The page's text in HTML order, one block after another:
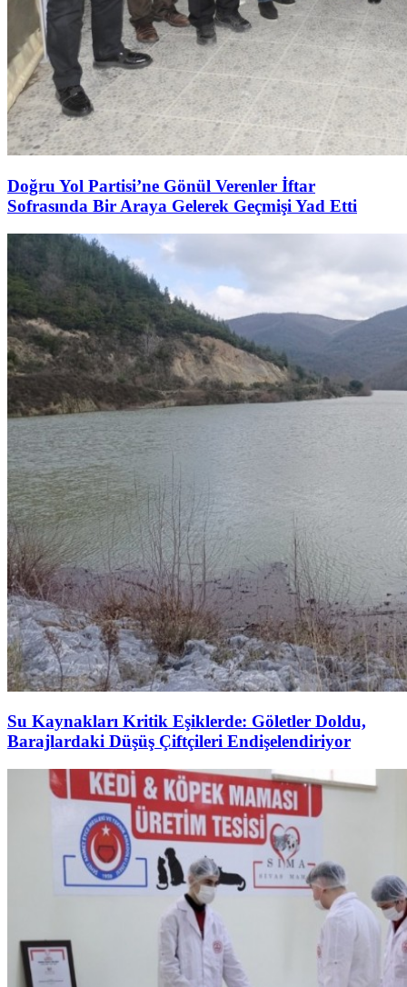
Doğru Yol Partisi’ne Gönül Verenler İftar
Sofrasında Bir Araya Gelerek Geçmişi Yad Etti
Su Kaynakları Kritik Eşiklerde: Göletler Doldu,
Barajlardaki Düşüş Çiftçileri Endişelendiriyor